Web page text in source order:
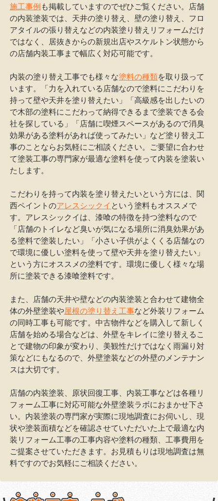
施工事例 も掲載していますのでぜひご覧ください。店舗
の内装塗装では、天井の塗り替え、壁の塗り替え、フロ
アタイルの張り替えなどの内装塗り替えリフォームだけ
ではなく、居抜きからの新規出店やスケルトン状態から
の店舗内装工事まで幅広く対応可能です。
内装の塗り替え工事でも様々な塗料の種類を取り扱って
います。「力を入れている店舗なので塗料にこだわりを
持って壁や天井を塗り替えたい」「高級感を出したいの
で木部の塗料にこだわって納得できるまで塗装できる会
社を探している」「店舗に喫煙スペースがあるので消臭
効果がある塗料があれば使ってみたい」など塗り替え工
事のことならお気軽にご相談ください。ご要望に合わせ
て塗装工事の専門家が最適な塗料を使って内装を塗装い
たします。
こだわりを持って内装を塗り替えたいという方には、関
西ペイントのアレスシックイ という塗料もオススメで
す。アレスシックイは、漆喰の特徴を持つ塗料なので
「店舗のトイレなど臭いが気になる場所に消臭効果があ
る塗料で塗装したい」「小さい子供がよくくる店舗なの
で環境に優しい塗料を使って壁や天井を塗り替えたい」
という方にオススメの塗料です。環境に優しく様々な場
所に塗装できる漆喰塗料です。
また、店舗の天井や壁などの内装塗装と合わせて建物全
体の外壁塗装や屋根の塗り替え工事など外装リフォーム
の同時工事も可能です。中古物件などを購入して新しく
店舗を始める場合などは、外壁をキレイに塗り替えるこ
とで建物の印象が変わり、美観性だけではなく雨漏り対
策などにもなるので、外壁塗装などの外壁のメンテナン
スは大切です。
店舗の内装塗装、原状回復工事、内装工事などは各種リ
フォーム工事に対応可能な外壁塗装ラボにおまかせ下さ
い。内装塗装の専門家が実際に現地調査にお伺いし、現
状や塗装面積などを確認させていただいた上で最適な内
装リフォーム工事の工事内容や塗料の種類、工事費用を
ご提案させていただきます。お見積もりは現地調査は無
料ですのでお気軽にご相談ください。